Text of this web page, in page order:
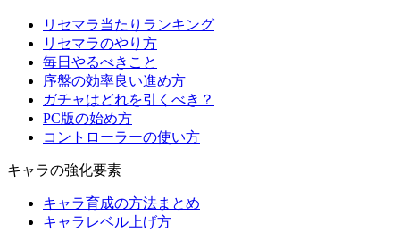
リセマラ当たりランキング
リセマラのやり方
毎日やるべきこと
序盤の効率良い進め方
ガチャはどれを引くべき？
PC版の始め方
コントローラーの使い方
キャラの強化要素
キャラ育成の方法まとめ
キャラレベル上げ方